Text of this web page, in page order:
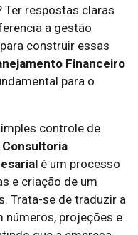
Ter respostas claras
a gestão
construir essas
Financeiro
para o
controle de
Consultoria
é um processo
e criação de um
Trata-se de traduzir a
números, projeções e